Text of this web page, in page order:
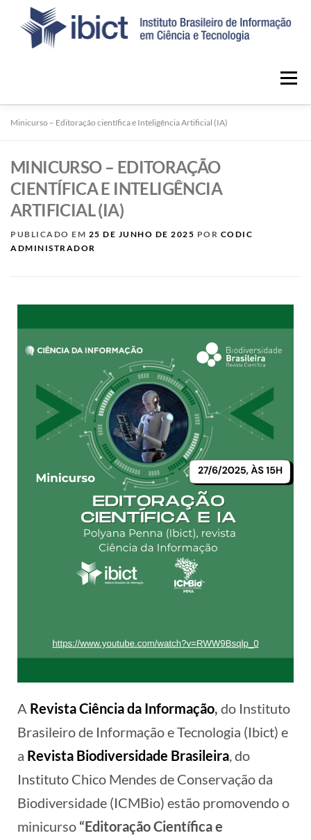
Menu
NOTÍCIAS SOBRE O PORTAL
CONTATO
Minicurso – Editoração científica e Inteligência Artificial (IA)
MINICURSO – EDITORAÇÃO
CIENTÍFICA E INTELIGÊNCIA
ARTIFICIAL (IA)
PUBLICADO EM 25 DE JUNHO DE 2025 POR CODIC
ADMINISTRADOR
A Revista Ciência da Informação, do Instituto
Brasileiro de Informação e Tecnologia (Ibict) e
a Revista Biodiversidade Brasileira, do
Instituto Chico Mendes de Conservação da
Biodiversidade (ICMBio) estão promovendo o
minicurso “Editoração Científica e